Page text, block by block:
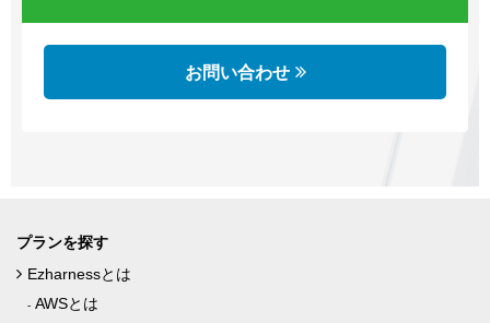
お問い合わせ
プランを探す
Ezharnessとは
AWSとは